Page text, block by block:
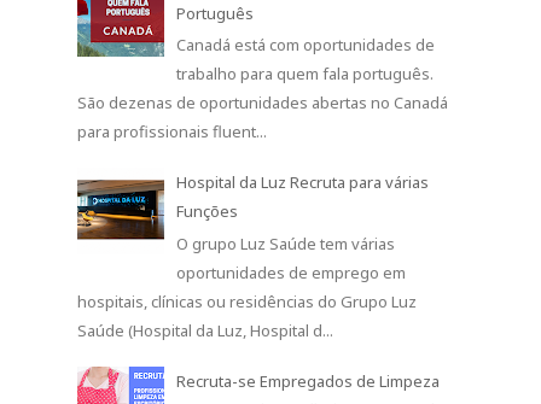
Português
Canadá está com oportunidades de
trabalho para quem fala português.
São dezenas de oportunidades abertas no Canadá
para profissionais fluent...
Hospital da Luz Recruta para várias
Funções
O grupo Luz Saúde tem várias
oportunidades de emprego em
hospitais, clínicas ou residências do Grupo Luz
Saúde (Hospital da Luz, Hospital d...
Recruta-se Empregados de Limpeza